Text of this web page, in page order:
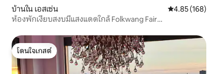
บ้านใน เอสเซ่น คะแนนเฉลี่ย
4.85 (168)
ห้องพักเงียบสงบมีแสงแดดใกล้ Folkwang Fair
โดนใจเกสต์
โดนใจเกสต์